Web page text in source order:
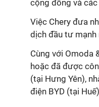
cộng đồng và các
Việc Chery đưa
dịch đầu tư mạnh
Cùng với Omoda
hoặc đã được
(tại Hưng Yên),
điện BYD (tại